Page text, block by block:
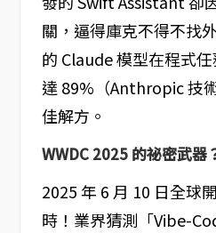
關，逼得庫克不得不
的 Claude 模型在程式
達 89%（Anthropic 技
佳解方。
WWDC 2025 的祕密武器
2025 年 6 月 10 日全球
時！業界猜測「Vibe-